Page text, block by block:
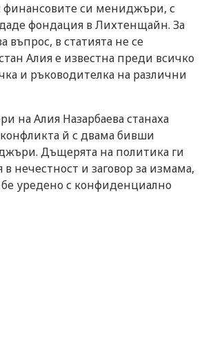
финансовите си мениджъри, с
фондация в Лихтенщайн. За
въпрос, в статията не се
Алия е известна преди всичко
и ръководителка на различни
на Алия Назарбаева станаха
й с двама бивши
Дъщерята на политика ги
нечестност и заговор за измама,
бе уредено с конфиденциално